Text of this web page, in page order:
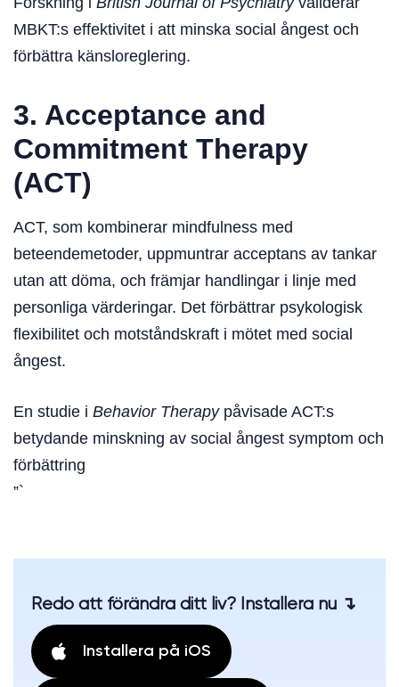
MBKT:s effektivitet i att minska social ångest och
förbättra känsloreglering.
3. Acceptance and
Commitment Therapy
(ACT)
ACT, som kombinerar mindfulness med
beteendemetoder, uppmuntrar acceptans av tankar
utan att döma, och främjar handlingar i linje med
personliga värderingar. Det förbättrar psykologisk
flexibilitet och motståndskraft i mötet med social
ångest.
En studie i Behavior Therapypåvisade ACT:s
betydande minskning av social ångest symptom och
förbättring
”`
Redo att förändra ditt liv? Installera nu ↴
Installera på iOS